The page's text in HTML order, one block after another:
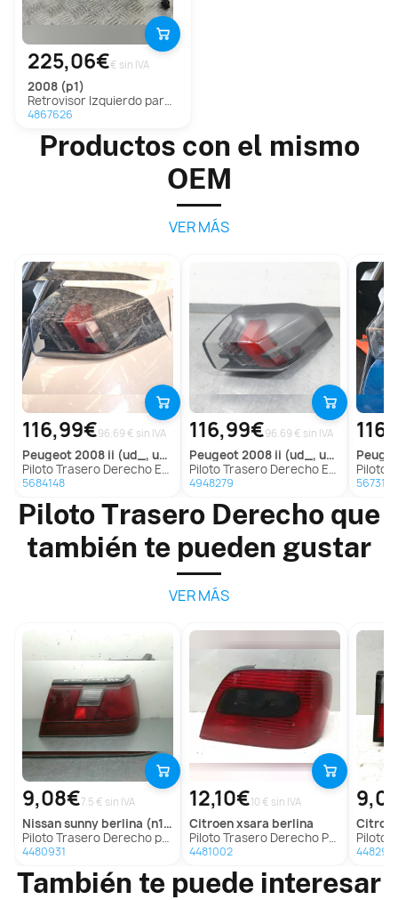
225,06€€ sin IVA
2008 (p1)
Retrovisor Izquierdo para Peugeot 2008 (P1)
4867626
Productos con el mismo
OEM
VER MÁS
116,99€96.69 € sin IVA
peugeot2008 ii (ud_, us_, uy_, uj_, ur_, uc_)
Piloto Trasero Derecho Exterior para Peugeot 2008 Ii (Ud_, Us_, Uy_, Uj_, Ur_, Uc_)
5684148
116,99€96.69 € sin IVA
peugeot2008 ii (ud_, us_, uy_, uj_, ur_, uc_)
Piloto Trasero Derecho Exterior para Peugeot 2008 Ii (Ud_, Us_, Uy_, Uj_, Ur_, Uc_)
4948279
Piloto Trasero
Piloto Trasero Derecho que
también te pueden gustar
VER MÁS
9,08€7.5 € sin IVA
nissansunny berlina (n13)
Piloto Trasero Derecho para Nissan Sunny Berlina (N13)
4480931
12,10€10 € sin IVA
citroenxsara berlina
Piloto Trasero Derecho Para Citroen Xsara Berlina
4481002
Piloto
También te puede interesar